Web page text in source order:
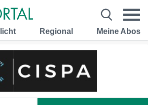
Regional Meine Abos